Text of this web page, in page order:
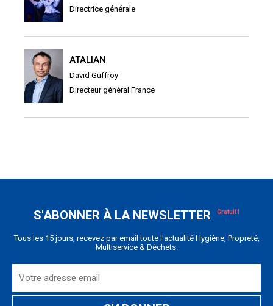
Directrice générale
ATALIAN
David Guffroy
Directeur général France
S'ABONNER À LA NEWSLETTER
Tous les 15 jours, recevez par email toute l'actualité Hygiène, Propreté,
Multiservice & Déchets.